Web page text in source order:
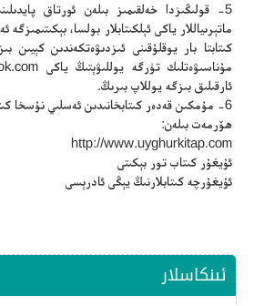
5- قولىڭىزدا خەلقىمىز بىلەن ئورتاق
ماتېرىياللار ياكى ئېلكىتابلار بولسا، بېكىتىمىزگە
كىتابتا بار يوقلۇقىنى ئىزدىۋەتكەندىن كېيىن
مۇناسىۋەتلىك تۈرگە يوللىۋېتىڭ ياكى
ئارقىلىق بىزگە يوللاپ بىرىڭ.
6- مۇمكىن قەدەر كىتابخانىدىن ئەسلىي نۇسخا كىتابنى سېتىۋېلىپ ئوقۇڭ.
ھۆرمەت بىلەن:
http://www.uyghurkitap.com
ئۇيغۇر كىتاب تور بېكىتى
ئۇيغۇرچە كىتابلارنىڭ يېڭى ئادرېسى
ئىنكاسلار